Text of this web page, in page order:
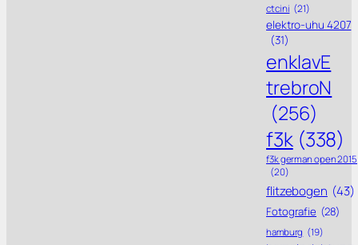
ctcini (21)
elektro-uhu 4207
(31)
enklavE
trebroN
(256)
f3k (338)
f3k german open 2015
(20)
flitzebogen (43)
Fotografie (28)
hamburg (19)